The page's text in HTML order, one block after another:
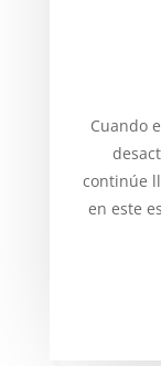
Cuando
continúe
en este